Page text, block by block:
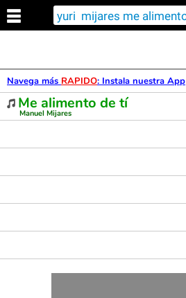
Navega más RAPIDO: Instala nuestra App
Me alimento de tí
Manuel Mijares